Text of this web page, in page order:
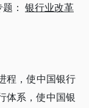
： 银行业改革
程，使中国银行
体系，使中国银